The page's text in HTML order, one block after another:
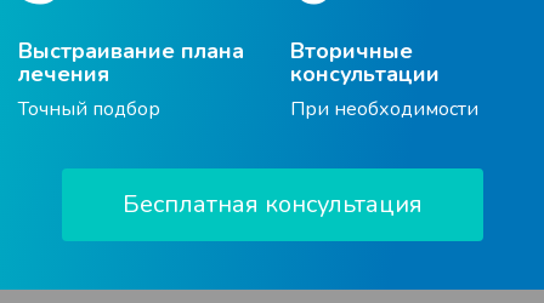
Выстраивание плана
лечения
Точный подбор
Вторичные
консультации
При необходимости
Бесплатная консультация